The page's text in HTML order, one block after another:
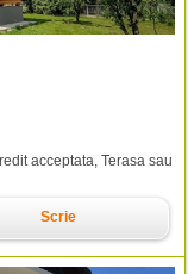
acceptata, Terasa sau
Scrie